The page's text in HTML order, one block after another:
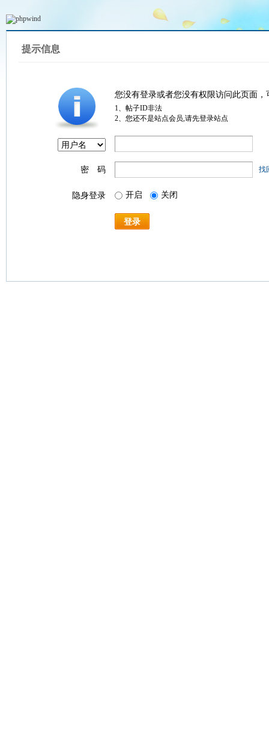
提示信息
您没有登录或者您没有权限访问此页面
1、帖子ID非法
2、您还不是站点会员,请先登录站点
密 码 找
隐身登录 开启 关闭
登录